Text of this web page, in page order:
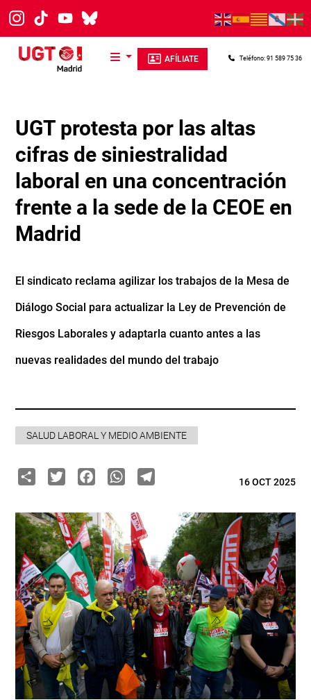
Pasar al contenido principal
AFÍLIATE Teléfono: 91 589 75 36
UGT protesta por las altas
cifras de siniestralidad
laboral en una concentración
frente a la sede de la CEOE en
Madrid
El sindicato reclama agilizar los trabajos de la Mesa de
Diálogo Social para actualizar la Ley de Prevención de
Riesgos Laborales y adaptarla cuanto antes a las
nuevas realidades del mundo del trabajo
SALUD LABORAL Y MEDIO AMBIENTE
ShareTwitterFacebook
WhatsApp
Telegram16 OCT 2025